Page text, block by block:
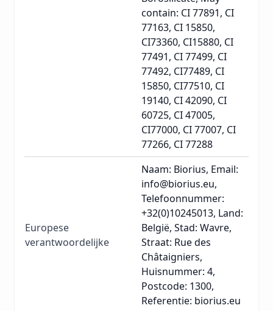
contain: CI 77891, CI
77163, CI 15850,
CI73360, CI15880, CI
77491, CI 77499, CI
77492, CI77489, CI
15850, CI77510, CI
19140, CI 42090, CI
60725, CI 47005,
CI77000, CI 77007, CI
77266, CI 77288
Europese
verantwoordelijke
Naam: Biorius, Email:
info@biorius.eu,
Telefoonnummer:
+32(0)10245013, Land:
België, Stad: Wavre,
Straat: Rue des
Châtaigniers,
Huisnummer: 4,
Postcode: 1300,
Referentie: biorius.eu